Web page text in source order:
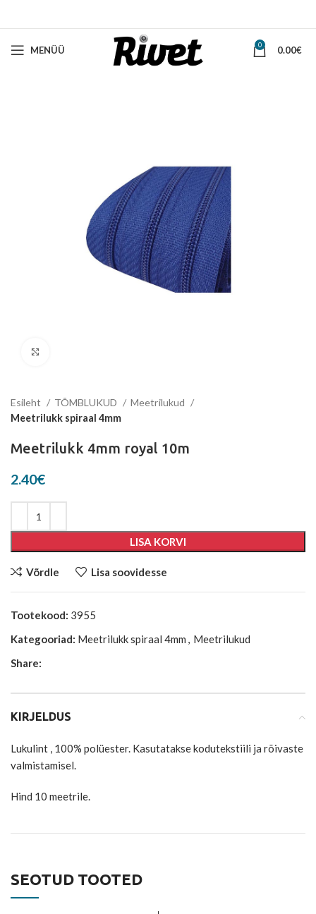
MENÜÜ 0 0.00€
Esileht TÕMBLUKUD
Meetrilukud
Meetrilukk spiraal 4mm
Meetrilukk 4mm royal 10m
2.40€
LISA KORVI
Võrdle Lisa soovidesse
Tootekood: 3955
Kategooriad: Meetrilukk spiraal 4mm , Meetrilukud
Share:
KIRJELDUS
Lukulint , 100% polüester. Kasutatakse kodutekstiili ja rõivaste
valmistamisel.
Hind 10 meetrile.
SEOTUD TOOTED